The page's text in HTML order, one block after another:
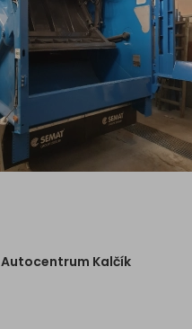
Autocentrum Kalčík